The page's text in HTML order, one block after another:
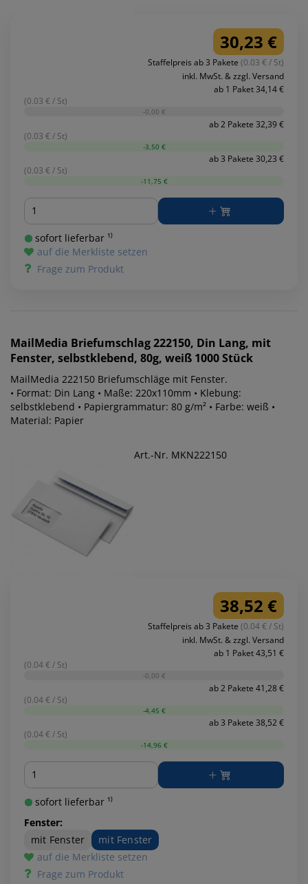
30,23 €
Staffelpreis ab 3 Pakete (0.03 € / St)
inkl. MwSt. & zzgl. Versand
ab 1 Paket 34,14 €
(0.03 € / St)
-0,00 €
ab 2 Pakete 32,39 €
(0.03 € / St)
-3,50 €
ab 3 Pakete 30,23 €
(0.03 € / St)
-11,75 €
Menge
sofort lieferbar ¹⁾
auf die Merkliste setzen
Frage zum Produkt
MailMedia Briefumschlag 222150, Din Lang, mit
Fenster, selbstklebend, 80g, weiß 1000 Stück
MailMedia 222150 Briefumschläge mit Fenster.
• Format: Din Lang • Maße: 220x110mm • Klebung:
selbstklebend • Papiergrammatur: 80 g/m² • Farbe: weiß •
Material: Papier
Art.-Nr. MKN222150
38,52 €
Staffelpreis ab 3 Pakete (0.04 € / St)
inkl. MwSt. & zzgl. Versand
ab 1 Paket 43,51 €
(0.04 € / St)
-0,00 €
ab 2 Pakete 41,28 €
(0.04 € / St)
-4,45 €
ab 3 Pakete 38,52 €
(0.04 € / St)
-14,96 €
Menge
sofort lieferbar ¹⁾
Fenster:
mit Fenster
mit Fenster
auf die Merkliste setzen
Frage zum Produkt